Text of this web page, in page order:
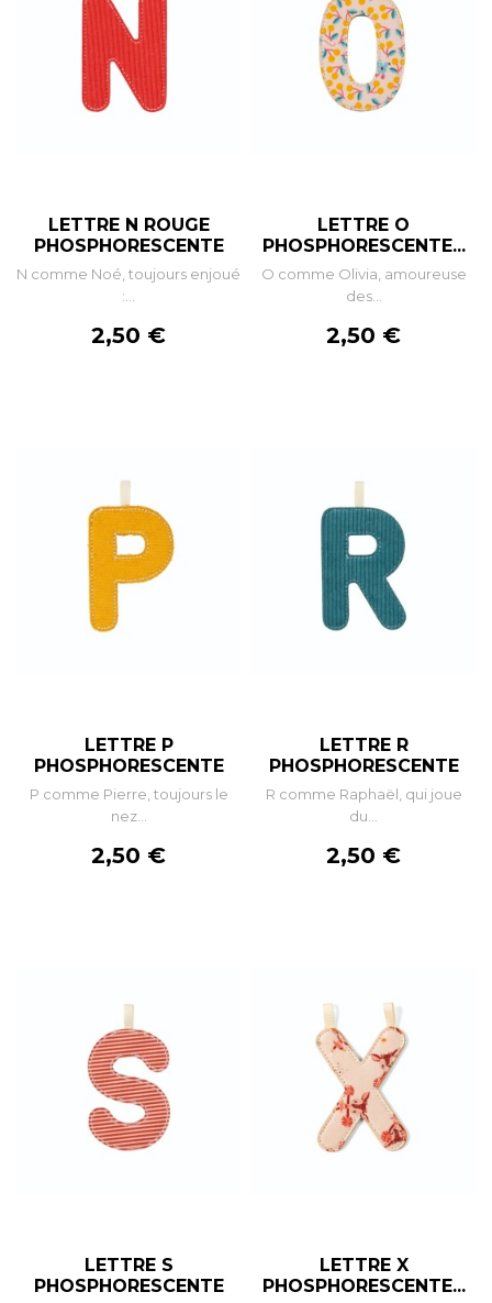
LETTRE N ROUGE
PHOSPHORESCENTE
N comme Noé, toujours enjoué
:...
Prix
2,50 €
LETTRE O
PHOSPHORESCENTE...
O comme Olivia, amoureuse
des...
Prix
2,50 €
LETTRE P
PHOSPHORESCENTE
P comme Pierre, toujours le
nez...
Prix
2,50 €
LETTRE R
PHOSPHORESCENTE
R comme Raphaël, qui joue
du...
Prix
2,50 €
LETTRE S
PHOSPHORESCENTE
LETTRE X
PHOSPHORESCENTE...